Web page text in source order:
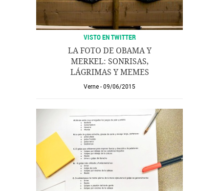
VISTO EN TWITTER
LA FOTO DE OBAMA Y
MERKEL: SONRISAS,
LÁGRIMAS Y MEMES
Verne 09/06/2015